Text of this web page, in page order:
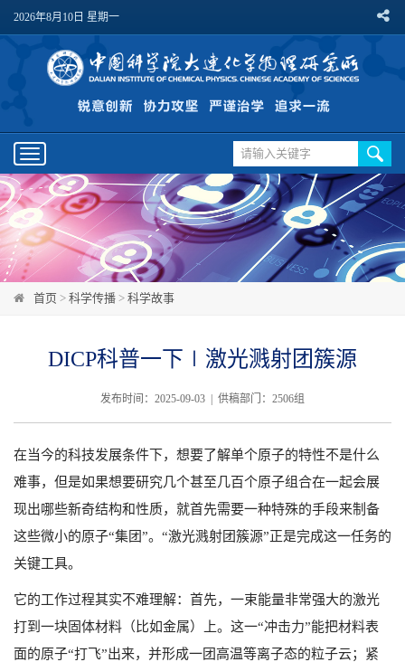
2026年8月10日 星期一
Toggle
navigation
首页 > 科学传播 > 科学故事
DICP科普一下∣激光溅射团簇源
发布时间：2025-09-03 | 供稿部门：2506组
在当今的科技发展条件下，想要了解单个原子的特性不是什么
难事，但是如果想要研究几个甚至几百个原子组合在一起会展
现出哪些新奇结构和性质，就首先需要一种特殊的手段来制备
这些微小的原子“集团”。“激光溅射团簇源”正是完成这一任务的
关键工具。
它的工作过程其实不难理解：首先，一束能量非常强大的激光
打到一块固体材料（比如金属）上。这一“冲击力”能把材料表
面的原子“打飞”出来，并形成一团高温等离子态的粒子云；紧